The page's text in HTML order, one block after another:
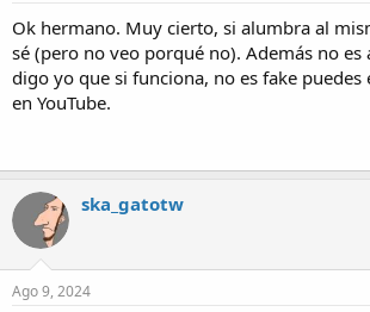
Ok hermano. Muy cierto, si alumbra al
sé (pero no veo porqué no). Además no
digo yo que si funciona, no es fake
en YouTube.
ska_gatotw
Ago 9, 2024